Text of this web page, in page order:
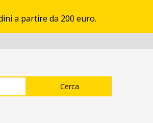
a partire da 200 euro.